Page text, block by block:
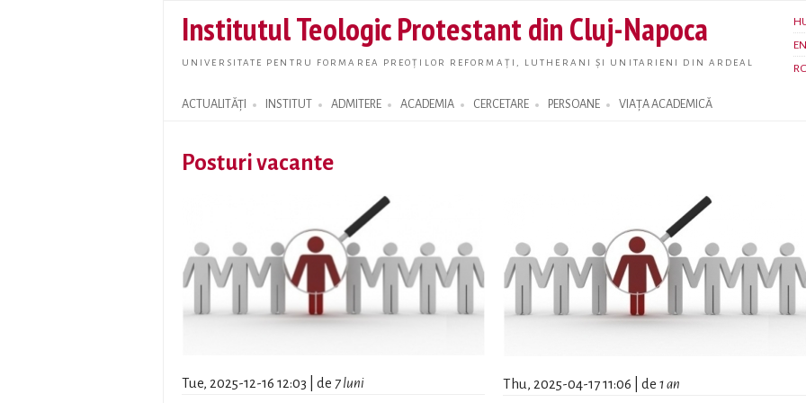
main
content
Institutul Teologic Protestant din Cluj-Napoca
UNIVERSITATE PENTRU FORMAREA PREOȚILOR REFORMAȚI, LUTHERANI ȘI UNITARIENI DIN ARDEAL
EN
ACTUALITĂȚI INSTITUT ADMITERE ACADEMIA CERCETARE PERSOANE VIAȚA ACADEMICĂ
Search form
Posturi vacante
Tue, 2025-12-16 12:03 | de 7 luni Thu, 2025-04-17 11:06 | de 1 an